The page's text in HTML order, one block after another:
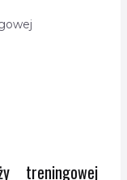
treningowej